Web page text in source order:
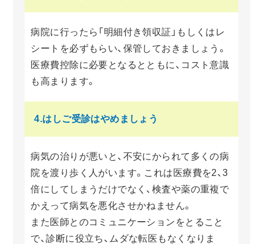
病院に行ったら「明細付き領収証」もしくはレ
シートを必ずもらい、保管しておきましょう。
医療費控除に必要となるとともに、コスト意識
も高まります。
4.はしご受診はやめましょう
病気の治りが悪いと、不安にかられて多くの病
院を渡り歩く人がいます。これは医療費を2、3
倍にしてしまうだけでなく、検査や薬の重複で
かえって病気を悪化させかねません。
また医師とのコミュニケーションをとること
で、診断に役立ち、ムダな転医もなくなりま